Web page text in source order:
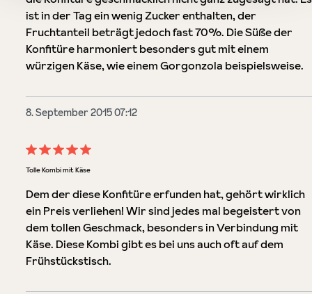
ist in der Tag ein wenig Zucker enthalten, der
Fruchtanteil beträgt jedoch fast 70%. Die Süße der
Konfitüre harmoniert besonders gut mit einem
würzigen Käse, wie einem Gorgonzola beispielsweise.
8. September 2015 07:12
Bewertung mit 5 von 5 Sternen
Tolle Kombi mit Käse
Dem der diese Konfitüre erfunden hat, gehört wirklich
ein Preis verliehen! Wir sind jedes mal begeistert von
dem tollen Geschmack, besonders in Verbindung mit
Käse. Diese Kombi gibt es bei uns auch oft auf dem
Frühstückstisch.